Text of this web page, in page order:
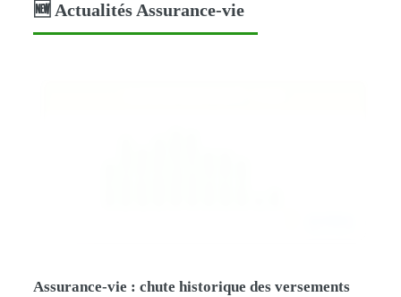
🆕 Actualités Assurance-vie
Assurance-vie : chute historique des versements